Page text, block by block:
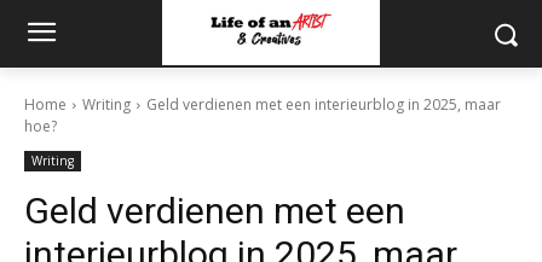
Home Writing
Geld verdienen met een interieurblog in 2025, maar
hoe?
Writing
Geld verdienen met een